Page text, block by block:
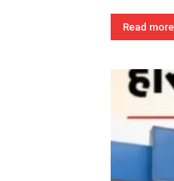
Read more